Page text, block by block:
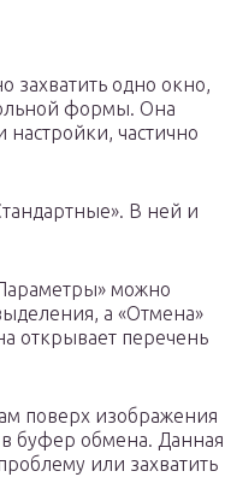
одно окно,
формы. Она
настройки, частично
В ней и
можно
а «Отмена»
открывает перечень
поверх изображения
буфер обмена. Данная
или захватить